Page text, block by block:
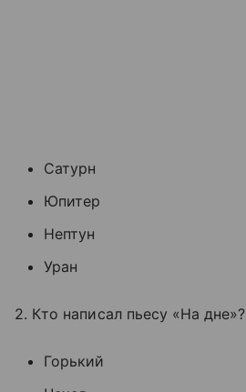
Сатурн
Юпитер
Нептун
Уран
2. Кто написал пьесу «На дне»?
Горький